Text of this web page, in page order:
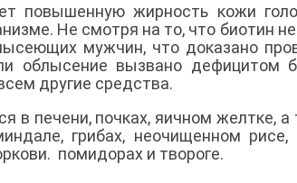
повышенную жирность кожи
Не смотря на то, что биотин
мужчин, что доказано
облысение вызвано дефицитом
другие средства.
в печени, почках, яичном желтке, а
грибах, неочищенном
помидорах и твороге.